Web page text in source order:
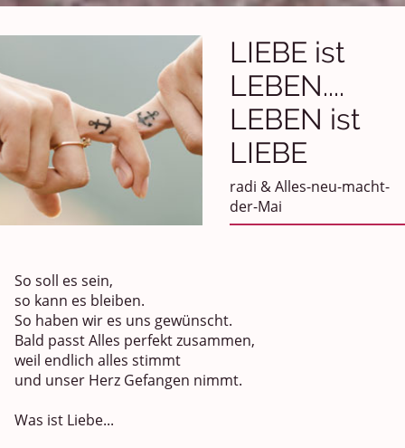
LIEBE ist
LEBEN....
LEBEN ist
LIEBE
radi & Alles-neu-macht-
der-Mai
So soll es sein,
so kann es bleiben.
So haben wir es uns gewünscht.
Bald passt Alles perfekt zusammen,
weil endlich alles stimmt
und unser Herz Gefangen nimmt.
Was ist Liebe...